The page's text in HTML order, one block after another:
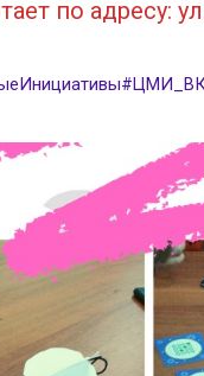
по адресу: